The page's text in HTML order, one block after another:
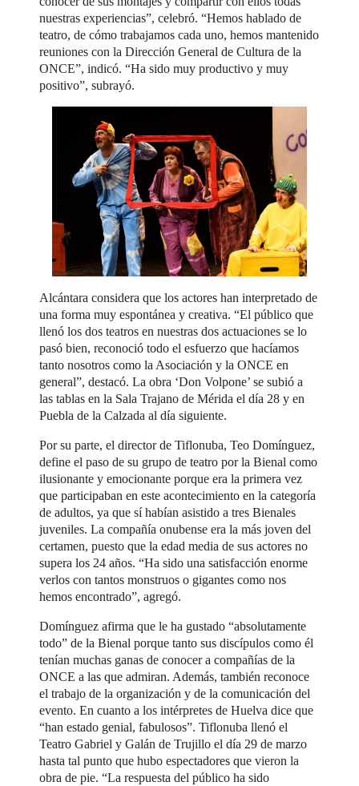
nuestras experiencias”, celebró. “Hemos hablado de
teatro, de cómo trabajamos cada uno, hemos mantenido
reuniones con la Dirección General de Cultura de la
ONCE”, indicó. “Ha sido muy productivo y muy
positivo”, subrayó.
Alcántara considera que los actores han interpretado de
una forma muy espontánea y creativa. “El público que
llenó los dos teatros en nuestras dos actuaciones se lo
pasó bien, reconoció todo el esfuerzo que hacíamos
tanto nosotros como la Asociación y la ONCE en
general”, destacó. La obra ‘Don Volpone’ se subió a
las tablas en la Sala Trajano de Mérida el día 28 y en
Puebla de la Calzada al día siguiente.
Por su parte, el director de Tiflonuba, Teo Domínguez,
define el paso de su grupo de teatro por la Bienal como
ilusionante y emocionante porque era la primera vez
que participaban en este acontecimiento en la categoría
de adultos, ya que sí habían asistido a tres Bienales
juveniles. La compañía onubense era la más joven del
certamen, puesto que la edad media de sus actores no
supera los 24 años. “Ha sido una satisfacción enorme
verlos con tantos monstruos o gigantes como nos
hemos encontrado”, agregó.
Domínguez afirma que le ha gustado “absolutamente
todo” de la Bienal porque tanto sus discípulos como él
tenían muchas ganas de conocer a compañías de la
ONCE a las que admiran. Además, también reconoce
el trabajo de la organización y de la comunicación del
evento. En cuanto a los intérpretes de Huelva dice que
“han estado genial, fabulosos”. Tiflonuba llenó el
Teatro Gabriel y Galán de Trujillo el día 29 de marzo
hasta tal punto que hubo espectadores que vieron la
obra de pie. “La respuesta del público ha sido